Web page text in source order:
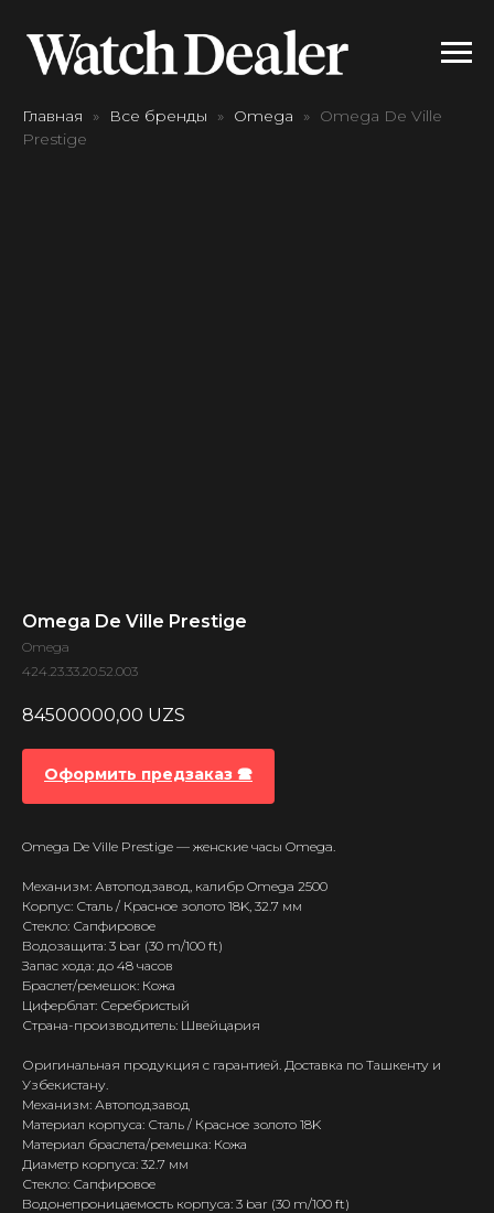
Главная Все бренды Omega
Omega De Ville
Prestige
Omega De Ville Prestige
Omega
424.23.33.20.52.003
84500000,00 UZS
Оформить предзаказ 🕿
Omega De Ville Prestige — женские часы Omega.
Механизм: Автоподзавод, калибр Omega 2500
Корпус: Сталь / Красное золото 18K, 32.7 мм
Стекло: Сапфировое
Водозащита: 3 bar (30 m/100 ft)
Запас хода: до 48 часов
Браслет/ремешок: Кожа
Циферблат: Серебристый
Страна-производитель: Швейцария
Оригинальная продукция с гарантией. Доставка по Ташкенту и
Узбекистану.
Механизм: Автоподзавод
Материал корпуса: Сталь / Красное золото 18K
Материал браслета/ремешка: Кожа
Диаметр корпуса: 32.7 мм
Стекло: Сапфировое
Водонепроницаемость корпуса: 3 bar (30 m/100 ft)